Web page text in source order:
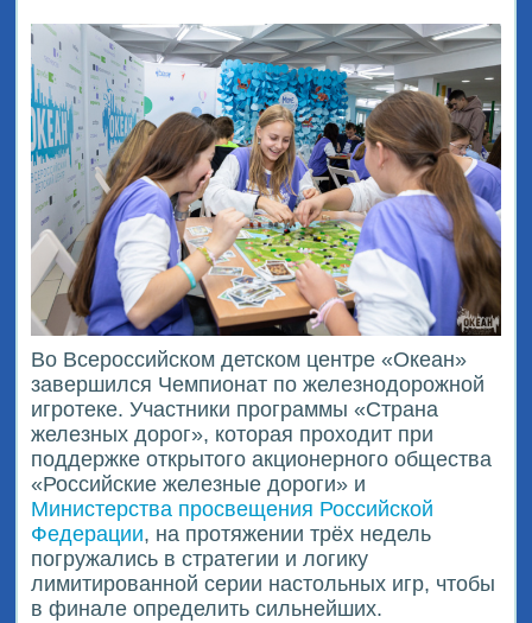
Во Всероссийском детском центре «Океан»
завершился Чемпионат по железнодорожной
игротеке. Участники программы «Страна
железных дорог», которая проходит при
поддержке открытого акционерного общества
«Российские железные дороги» и
Министерства просвещения Российской
Федерации, на протяжении трёх недель
погружались в стратегии и логику
лимитированной серии настольных игр, чтобы
в финале определить сильнейших.